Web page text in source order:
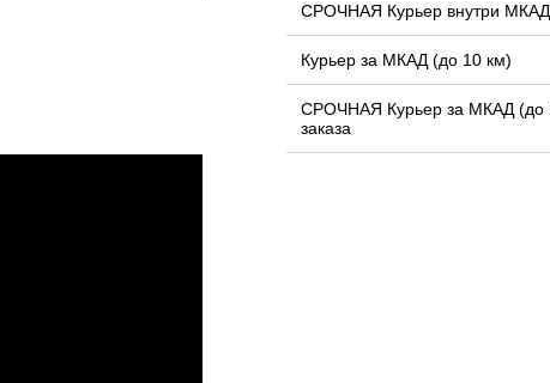
СРОЧНАЯ Курьер внутри МКАД
Курьер за МКАД (до 10 км)
СРОЧНАЯ Курьер за МКАД (до
заказа